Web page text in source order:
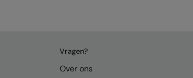
Vragen?
Over ons